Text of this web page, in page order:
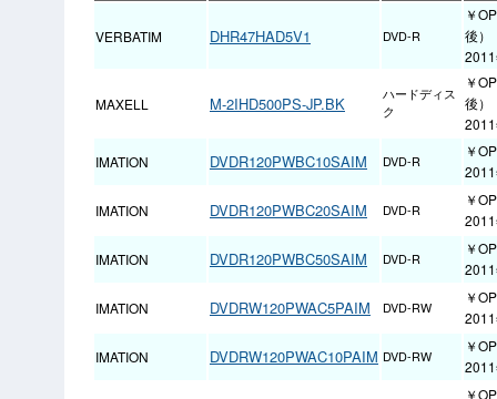
VERBATIM DHR47HAD5V1 DVD-R
￥
後）
MAXELL M-2IHD500PS-JP.BK
ハードディス
ク
￥
後）
IMATION
DVDR120PWBC10SAIM DVD-R
￥
IMATION DVDR120PWBC20SAIM DVD-R
￥
IMATION DVDR120PWBC50SAIM DVD-R
￥
IMATION DVDRW120PWAC5PAIM DVD-RW
￥
IMATION DVDRW120PWAC10PAIM DVD-RW
￥
￥